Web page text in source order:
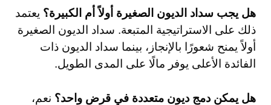
هل يجب سداد الديون الصغيرة أولاً أم الكبيرة؟ يعتمد
ذلك على الاستراتيجية المتبعة. سداد الديون الصغيرة
أولاً يمنح شعورًا بالإنجاز، بينما سداد الديون ذات
الفائدة الأعلى يوفر مالًا على المدى الطويل.
هل يمكن دمج ديون متعددة في قرض واحد؟ نعم،